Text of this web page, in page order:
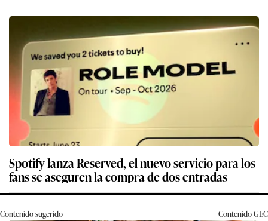
Spotify lanza Reserved, el nuevo servicio para los
fans se aseguren la compra de dos entradas
Contenido sugerido ContenidoGEC